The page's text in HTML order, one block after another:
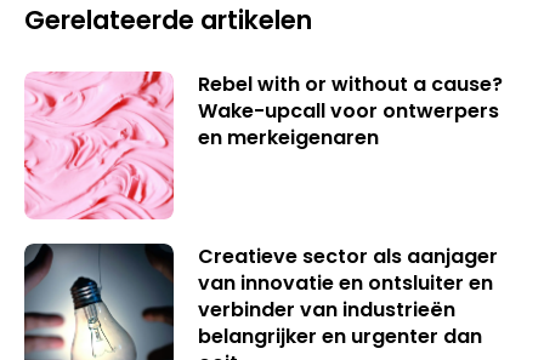
Gerelateerde artikelen
Rebel with or without a cause?
Wake-upcall voor ontwerpers
en merkeigenaren
Creatieve sector als aanjager
van innovatie en ontsluiter en
verbinder van industrieën
belangrijker en urgenter dan